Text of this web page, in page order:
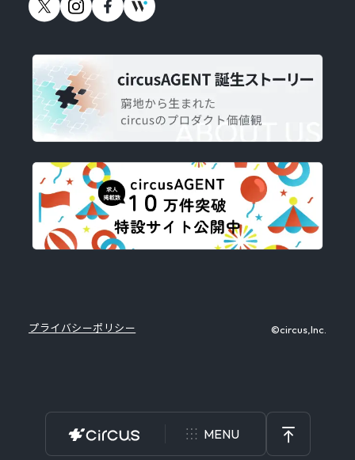
MENU
プライバシーポリシー ©circus,Inc.